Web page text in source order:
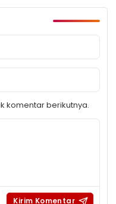
komentar berikutnya.